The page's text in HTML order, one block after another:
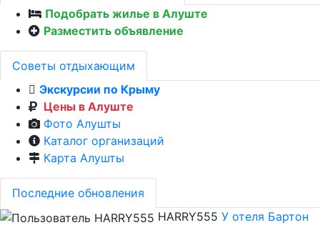
Подобрать жилье в Алуште
Разместить объявление
Советы отдыхающим
Экскурсии по Крыму
Цены в Алуште
Фото Алушты
Каталог организаций
Карта Алушты
Последние обновления
HARRY555 У отеля Бартон